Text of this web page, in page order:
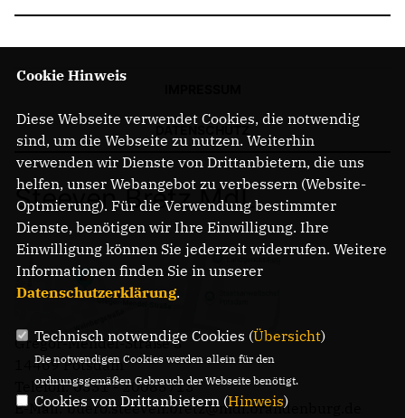
Steeven Bretz MdL
Gregor-Mendel-Straße 3
14469 Potsdam
Telefon: 0331 - 20085713
E-Mail: buero.steeven.bretz@mdl.brandenburg.de
Cookie Hinweis
Diese Webseite verwendet Cookies, die notwendig
sind, um die Webseite zu nutzen. Weiterhin
verwenden wir Dienste von Drittanbietern, die uns
helfen, unser Webangebot zu verbessern (Website-
Optmierung). Für die Verwendung bestimmter
Dienste, benötigen wir Ihre Einwilligung. Ihre
Einwilligung können Sie jederzeit widerrufen. Weitere
Informationen finden Sie in unserer
Datenschutzerklärung.
Technisch notwendige Cookies (Übersicht)
Die notwendigen Cookies werden allein für den
ordnungsgemäßen Gebrauch der Webseite benötigt.
Cookies von Drittanbietern (Hinweis)